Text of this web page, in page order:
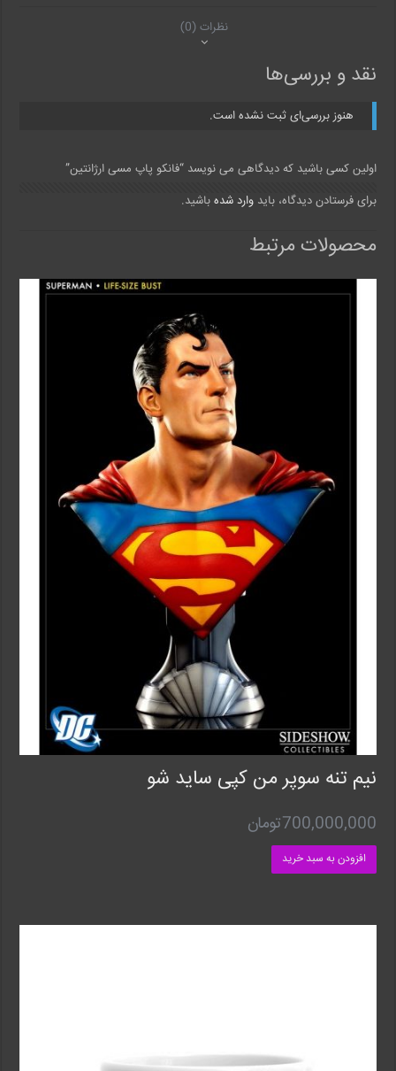
نظرات (0)
نقد و بررسی‌ها
هنوز بررسی‌ای ثبت نشده است.
اولین کسی باشید که دیدگاهی می نویسد “فانکو پاپ مسی ارژانتین”
برای فرستادن دیدگاه، بایدوارد شده باشید.
محصولات مرتبط
نیم تنه سوپر من کپی ساید شو
700,000,000تومان
افزودن به سبد خرید